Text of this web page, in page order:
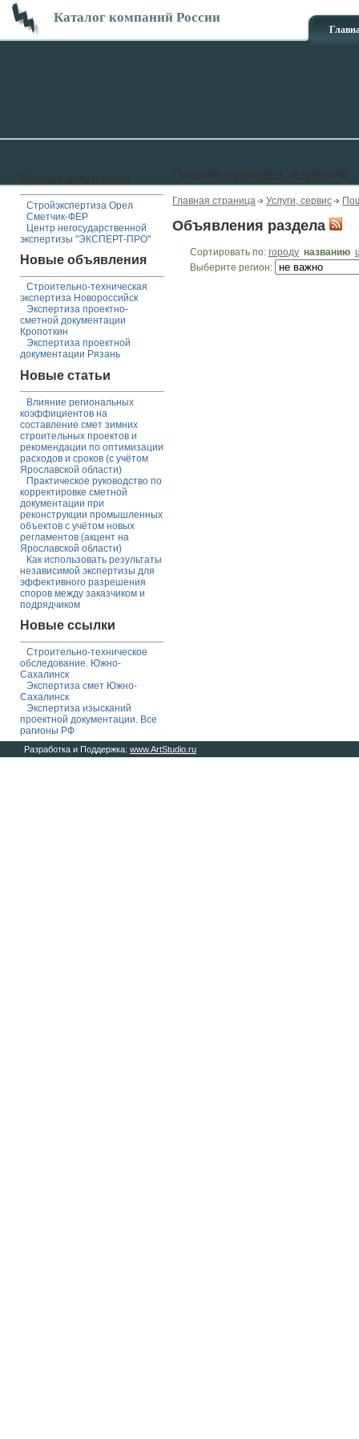
Каталог компаний России
Стройэкспертиза Орел
Сметчик-ФЕР
Центр негосударственной
экспертизы "ЭКСПЕРТ-ПРО"
Новые объявления
Строительно-техническая
экспертиза Новороссийск
Экспертиза проектно-
сметной документации
Кропоткин
Экспертиза проектной
документации Рязань
Новые статьи
Влияние региональных
коэффициентов на
составление смет зимних
строительных проектов и
рекомендации по оптимизации
расходов и сроков (с учётом
Ярославской области)
Практическое руководство по
корректировке сметной
документации при
реконструкции промышленных
объектов с учётом новых
регламентов (акцент на
Ярославской области)
Как использовать результаты
независимой экспертизы для
эффективного разрешения
споров между заказчиком и
подрядчиком
Новые ссылки
Строительно-техническое
обследование. Южно-
Сахалинск
Экспертиза смет Южно-
Сахалинск
Экспертиза изысканий
проектной документации. Все
рагионы РФ
Главная страница Услуги, сервис
Объявления раздела
Сортировать по: городу названию
Выберите регион:
Разработка и Поддержка: www.ArtStudio.ru